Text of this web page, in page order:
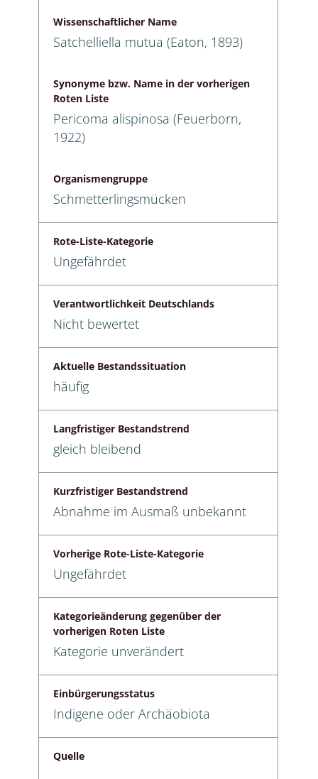
Wissenschaftlicher Name
Satchelliella mutua (Eaton, 1893)
Synonyme bzw. Name in der vorherigen
Roten Liste
Pericoma alispinosa (Feuerborn,
1922)
Organismengruppe
Schmetterlingsmücken
Rote-Liste-Kategorie
Ungefährdet
Verantwortlichkeit Deutschlands
Nicht bewertet
Aktuelle Bestandssituation
häufig
Langfristiger Bestandstrend
gleich bleibend
Kurzfristiger Bestandstrend
Abnahme im Ausmaß unbekannt
Vorherige Rote-Liste-Kategorie
Ungefährdet
Kategorieänderung gegenüber der
vorherigen Roten Liste
Kategorie unverändert
Einbürgerungsstatus
Indigene oder Archäobiota
Quelle